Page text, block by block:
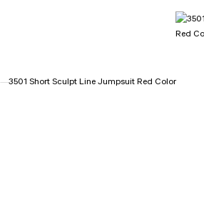
3501 Short Sculpt Line Jumpsuit Red Color